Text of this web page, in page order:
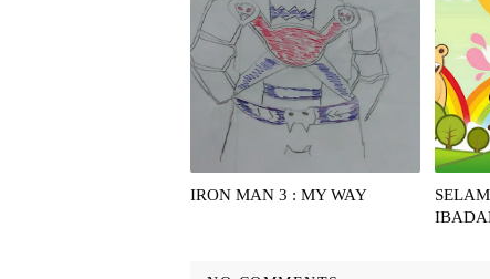
IRON MAN 3 : MY WAY